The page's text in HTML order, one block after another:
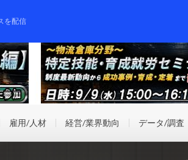
を配信
雇用/人材 経営/業界動向 データ/調査